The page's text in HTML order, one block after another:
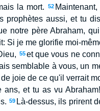
la mort.
52
prophètes aussi, et tu
notre père Abraham,
Si je me glorifie moi-
55 et que vous ne
semblable à vous, un
joie de ce qu'il verrait
ans, et tu as vu Abraham!
59 Là-dessus, ils prirent